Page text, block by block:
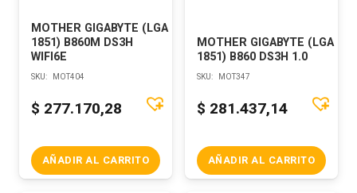
MOTHER GIGABYTE (LGA
1851) B860M DS3H
WIFI6E
SKU: MOT404
$ 277.170,28
AÑADIR AL CARRITO
MOTHER GIGABYTE (LGA
1851) B860 DS3H 1.0
SKU: MOT347
$ 281.437,14
AÑADIR AL CARRITO